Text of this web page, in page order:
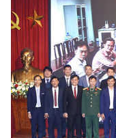
Báo điện tử
Phát hành
Truyền hình
Dịch vụ
Bưu chính
Chuyển phát
Sản phẩm
Dịch vụ
Phần cứng
Phần mềm
Công nghệ thông
Sản phẩm
Dịch vụ
Phần cứng
Lĩnh vực khác
Tư vấn
Hành chính
Chọn ngôn ngữ
Việt Nam